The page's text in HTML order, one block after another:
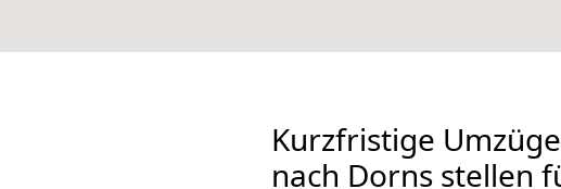
Kurzfristige
nach Dorns stellen